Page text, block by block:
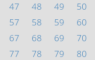
47 48 49
50
57 58 59
60
67 68 69
70
77 78 79
80